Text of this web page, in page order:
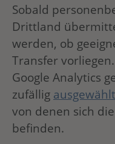
Sobald
Drittland
werden, ob
Transfer
Google Analytics
zufällig
von denen sich
befinden.